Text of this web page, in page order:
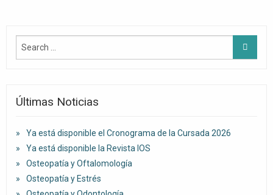
Últimas Noticias
Ya está disponible el Cronograma de la Cursada 2026
Ya está disponible la Revista IOS
Osteopatía y Oftalomología
Osteopatía y Estrés